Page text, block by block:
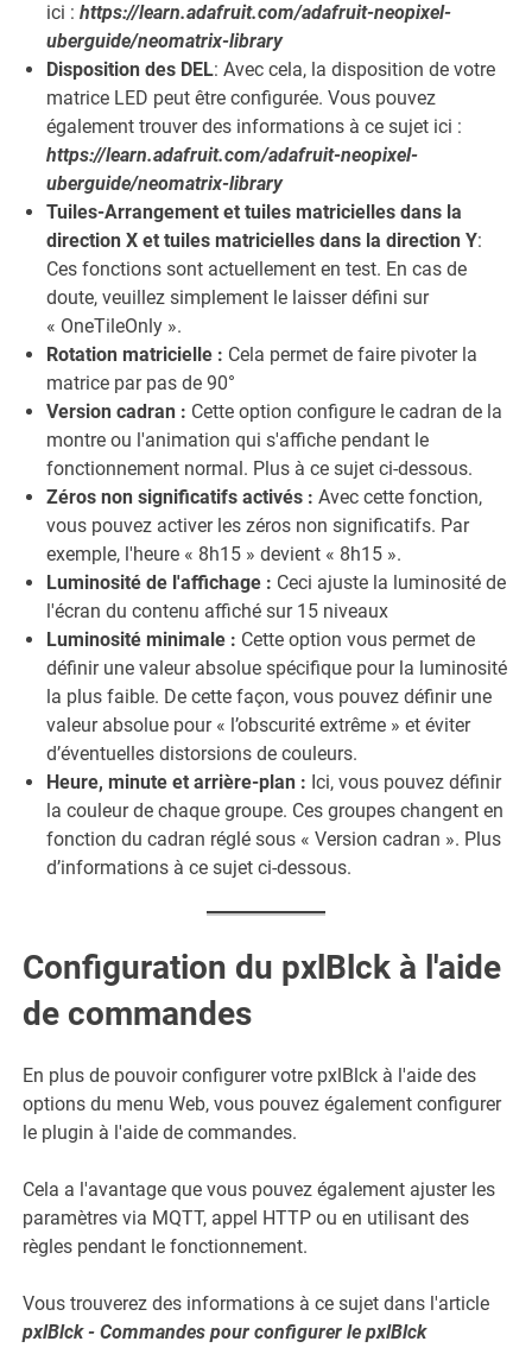
ici :https://learn.adafruit.com/adafruit-neopixel-
uberguide/neomatrix-library
Disposition des DEL: Avec cela, la disposition de votre
matrice LED peut être configurée. Vous pouvez
également trouver des informations à ce sujet ici :
https://learn.adafruit.com/adafruit-neopixel-
uberguide/neomatrix-library
Tuiles-Arrangement et tuiles matricielles dans la
direction X et tuiles matricielles dans la direction Y:
Ces fonctions sont actuellement en test. En cas de
doute, veuillez simplement le laisser défini sur
« OneTileOnly ».
Rotation matricielle : Cela permet de faire pivoter la
matrice par pas de 90°
Version cadran : Cette option configure le cadran de la
montre ou l'animation qui s'affiche pendant le
fonctionnement normal. Plus à ce sujet ci-dessous.
Zéros non significatifs activés : Avec cette fonction,
vous pouvez activer les zéros non significatifs. Par
exemple, l'heure « 8h15 » devient « 8h15 ».
Luminosité de l'affichage : Ceci ajuste la luminosité de
l'écran du contenu affiché sur 15 niveaux
Luminosité minimale : Cette option vous permet de
définir une valeur absolue spécifique pour la luminosité
la plus faible. De cette façon, vous pouvez définir une
valeur absolue pour « l’obscurité extrême » et éviter
d’éventuelles distorsions de couleurs.
Heure, minute et arrière-plan : Ici, vous pouvez définir
la couleur de chaque groupe. Ces groupes changent en
fonction du cadran réglé sous « Version cadran ». Plus
d’informations à ce sujet ci-dessous.
Configuration du pxlBlck à l'aide
de commandes
En plus de pouvoir configurer votre pxlBlck à l'aide des
options du menu Web, vous pouvez également configurer
le plugin à l'aide de commandes.
Cela a l'avantage que vous pouvez également ajuster les
paramètres via MQTT, appel HTTP ou en utilisant des
règles pendant le fonctionnement.
Vous trouverez des informations à ce sujet dans l'article
pxlBlck - Commandes pour configurer le pxlBlck